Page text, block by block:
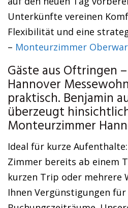
Unterkünfte vereinen
Flexibilität und eine
– Monteurzimmer
Gäste aus Oftringen
Hannover
praktisch. Benjamin
überzeugt
Monteurzimmer
Ideal für kurze
Zimmer bereits ab einem
kurzen Trip oder mehrere
Ihnen Vergünstigungen